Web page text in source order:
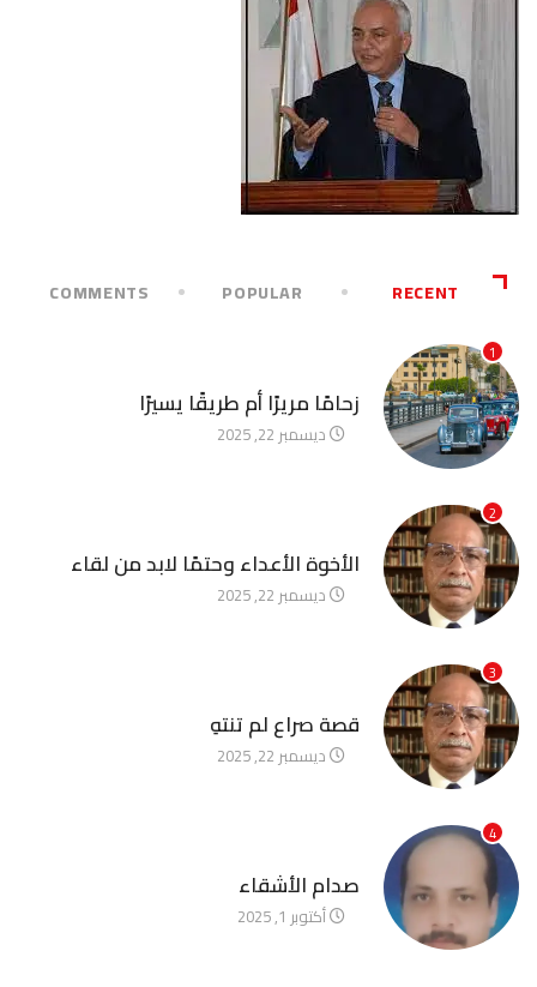
RECENT
POPULAR
COMMENTS
1
زحامًا مريرًا أم طريقًا يسيرًا
ديسمبر 22, 2025
2
الأخوة الأعداء وحتمًا لابد من لقاء
ديسمبر 22, 2025
3
قصة صراع لم تنتهِ
ديسمبر 22, 2025
4
صدام الأشقاء
أكتوبر 1, 2025